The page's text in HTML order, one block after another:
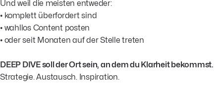
Und weil die meisten entweder:
• komplett überfordert sind
• wahllos Content posten
• oder seit Monaten auf der Stelle treten
DEEP DIVE soll der Ort sein, an dem du Klarheit bekommst.
Strategie. Austausch. Inspiration.